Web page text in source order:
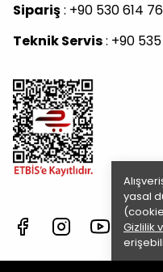
yasal
Gizlilik
Sipariş: +90 530 614
Teknik Servis: +90